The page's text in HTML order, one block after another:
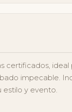
certificados, ideal
impecable.
estilo y evento.